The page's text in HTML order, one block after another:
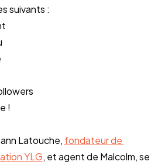
suivants :
!
Latouche, fondateur de
YLG, et agent de Malcolm, se